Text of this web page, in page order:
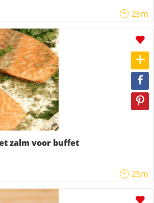
25m
zalm voor buffet
25m